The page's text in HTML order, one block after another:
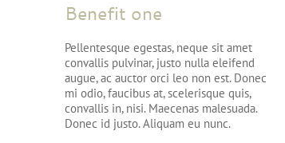
Benefit one
Pellentesque egestas, neque sit amet
convallis pulvinar, justo nulla eleifend
augue, ac auctor orci leo non est. Donec
mi odio, faucibus at, scelerisque quis,
convallis in, nisi. Maecenas malesuada.
Donec id justo. Aliquam eu nunc.